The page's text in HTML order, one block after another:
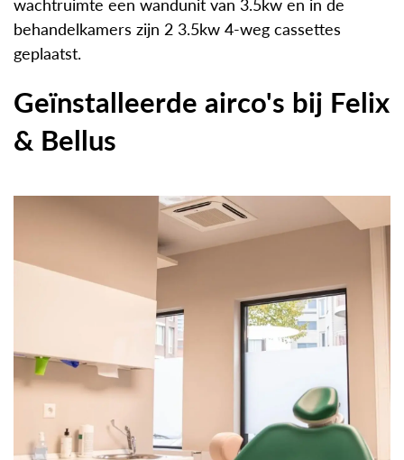
wachtruimte een wandunit van 3.5kw en in de
behandelkamers zijn 2 3.5kw 4-weg cassettes
geplaatst.
Geïnstalleerde airco's bij Felix
& Bellus